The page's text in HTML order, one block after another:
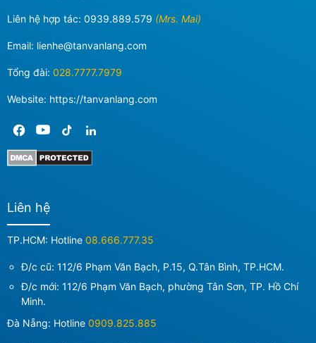
Liên hệ hợp tác: 0939.889.579 (Mrs. Mai)
Email: lienhe@tanvanlang.com
Tổng đài: 028.7777.7979
Website: https://tanvanlang.com
Liên hệ
TP.HCM: Hotline 08.666.777.35
Đ/c cũ: 112/6 Phạm Văn Bạch, P.15, Q.Tân Bình, TP.HCM.
Đ/c mới: 112/6 Phạm Văn Bạch, phường Tân Sơn, TP. Hồ Chí
Minh.
Đà Nẵng: Hotline 0909.825.885